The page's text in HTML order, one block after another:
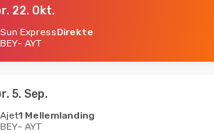
Okt.
22. Okt.
Sun ExpressDirekte
BEY- AYT
5. Sep.
Ajet1 Mellemlanding
BEY- AYT